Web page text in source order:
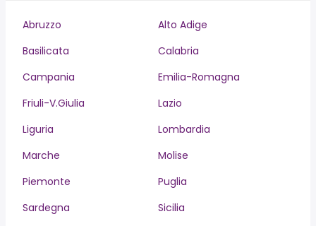
Abruzzo
Alto Adige
Basilicata
Calabria
Campania
Emilia-Romagna
Friuli-V.Giulia
Lazio
Liguria
Lombardia
Marche
Molise
Piemonte
Puglia
Sardegna
Sicilia